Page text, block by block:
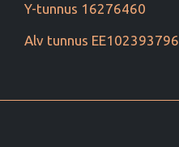
Y-tunnus 16276460
Alv tunnus EE102393796